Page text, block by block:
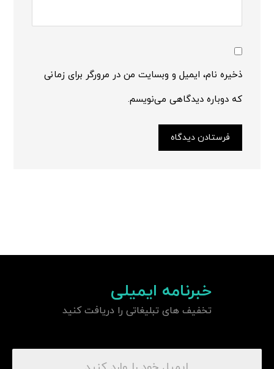
ذخیره نام، ایمیل و وبسایت من در مرورگر برای زمانی
که دوباره دیدگاهی می‌نویسم.
فرستادن دیدگاه
خبرنامه ایمیلی
تخفیف های تبلیغاتی را دریافت کنید